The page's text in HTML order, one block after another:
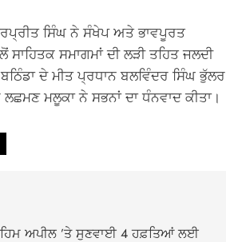
ਸਿੰਘ ਨੇ ਸੰਖੇਪ ਅਤੇ ਭਾਵਪੂਰਤ
ਸਮਾਗਮਾਂ ਦੀ ਲੜੀ ਤਹਿਤ ਜਲਦੀ
ਦੇ ਮੀਤ ਪ੍ਰਧਾਨ ਬਲਵਿੰਦਰ ਸਿੰਘ ਭੁੱਲਰ
ਮਲੂਕਾ ਨੇ ਸਭਨਾਂ ਦਾ ਧੰਨਵਾਦ ਕੀਤਾ।
ਅਪੀਲ ’ਤੇ ਸੁਣਵਾਈ 4 ਹਫ਼ਤਿਆਂ ਲਈ